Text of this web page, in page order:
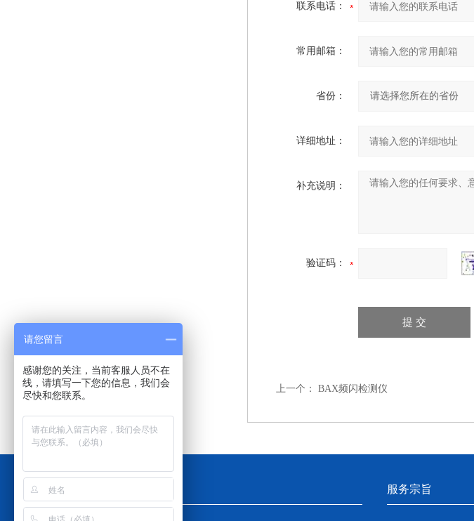
联系电话：
常用邮箱：
省份：
详细地址：
补充说明：
验证码：
上一个： BAX频闪检测仪
工作时间 服务宗旨
请您留言
感谢您的关注，当前客服人员不在
线，请填写一下您的信息，我们会
尽快和您联系。